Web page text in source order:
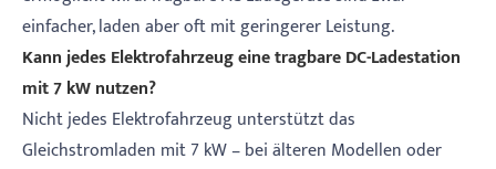
einfacher, laden aber oft mit geringerer Leistung.
Kann jedes Elektrofahrzeug eine tragbare DC-Ladestation
mit 7 kW nutzen?
Nicht jedes Elektrofahrzeug unterstützt das
Gleichstromladen mit 7 kW – bei älteren Modellen oder